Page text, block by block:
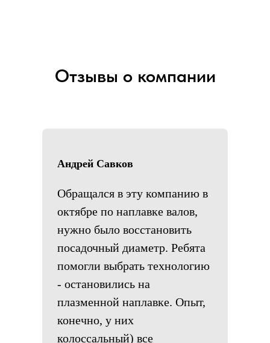
Отзывы о компании
Андрей Савков
Обращался в эту компанию в
октябре по наплавке валов,
нужно было восстановить
посадочный диаметр. Ребята
помогли выбрать технологию
- остановились на
плазменной наплавке. Опыт,
конечно, у них
колоссальный) все